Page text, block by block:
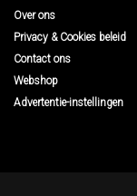
Over ons
Privacy & Cookies beleid
Contact ons
Webshop
Advertentie-instellingen